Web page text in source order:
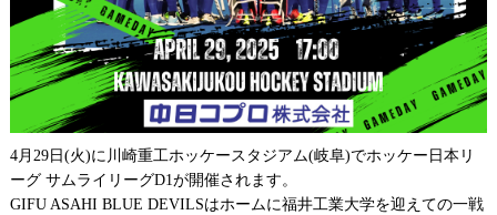
4月29日(火)に川崎重工ホッケースタジアム(岐阜)でホッケー日本リ
ーグ サムライリーグD1が開催されます。
GIFU ASAHI BLUE DEVILSはホームに福井工業大学を迎えての一戦